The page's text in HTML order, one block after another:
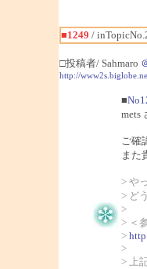
■1249 /
□投稿者/ Sahmaro
http://
■
mets
ご確
また
> や
> ど
>
> ＜
>
>
> 上